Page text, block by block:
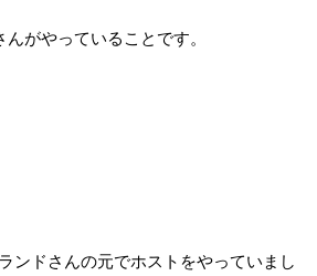
がやっていることです。
ンドさんの元でホストをやっていまし